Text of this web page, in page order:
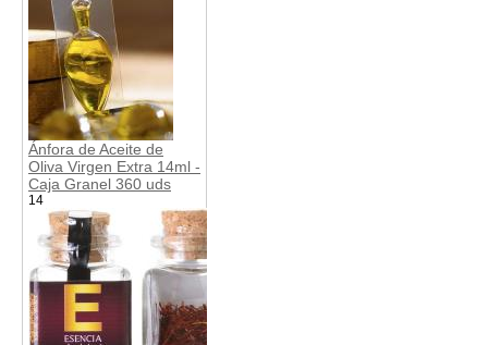
Ánfora de Aceite de
Oliva Virgen Extra 14ml -
Caja Granel 360 uds
14